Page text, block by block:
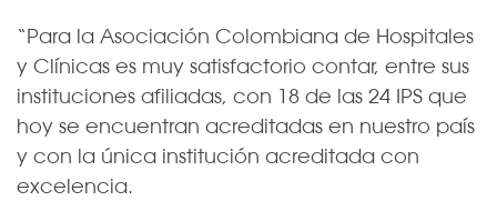
“Para la Asociación Colombiana de Hospitales
y Clínicas es muy satisfactorio contar, entre sus
instituciones afiliadas, con 18 de las 24 IPS que
hoy se encuentran acreditadas en nuestro país
y con la única institución acreditada con
excelencia.